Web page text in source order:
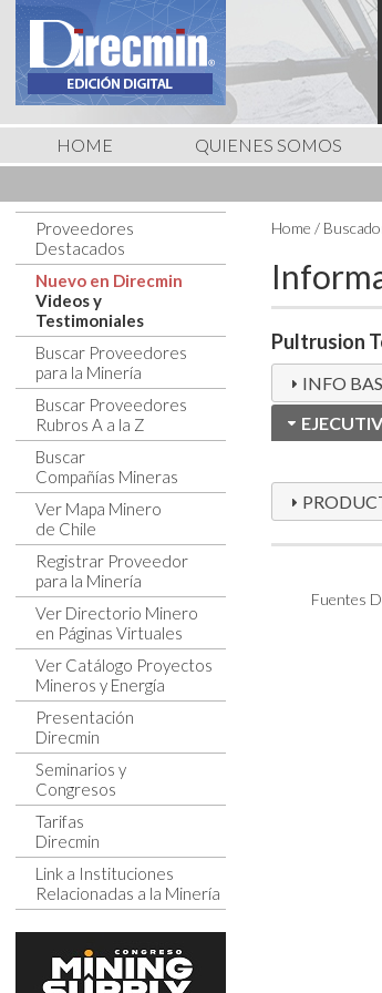
HOME QUIENES SOMOS
Proveedores
Destacados
Nuevo en Direcmin
Videos y
Testimoniales
Buscar Proveedores
para la Minería
Buscar Proveedores
Rubros A a la Z
Buscar
Compañías Mineras
Ver Mapa Minero
de Chile
Registrar Proveedor
para la Minería
Ver Directorio Minero
en Páginas Virtuales
Ver Catálogo Proyectos
Mineros y Energía
Presentación
Direcmin
Seminarios y
Congresos
Tarifas
Direcmin
Link a Instituciones
Relacionadas a la Minería
Home /
Pultrusion
INFO
Fuentes